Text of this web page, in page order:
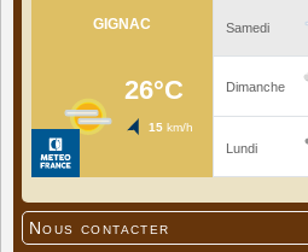
Nous contacter